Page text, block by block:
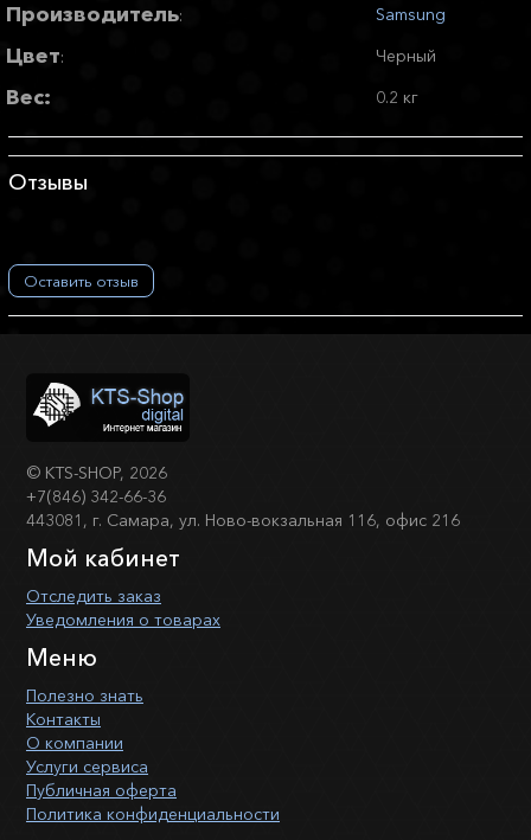
Производитель: Samsung
Цвет: Черный
Вес: 0.2 кг
Отзывы
Оставить отзыв
© KTS-SHOP, 2026
+7(846) 342-66-36
443081, г. Самара, ул. Ново-вокзальная 116, офис 216
Мой кабинет
Отследить заказ
Уведомления о товарах
Меню
Полезно знать
Контакты
О компании
Услуги сервиса
Публичная оферта
Политика конфиденциальности